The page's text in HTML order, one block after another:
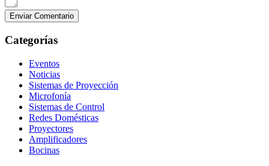
Categorías
Eventos
Noticias
Sistemas de Proyección
Microfonía
Sistemas de Control
Redes Domésticas
Proyectores
Amplificadores
Bocinas